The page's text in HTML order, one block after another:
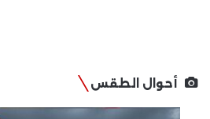
أحوال الطقس